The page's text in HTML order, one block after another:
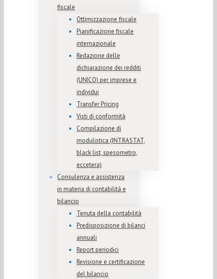
fiscale
Ottimizzazione fiscale
Pianificazione fiscale
internazionale
Redazione delle
dichiarazione dei redditi
(UNICO) per imprese e
individui
Transfer Pricing
Visti di conformità
Compilazione di
modulistica (INTRASTAT,
black list, spesometro,
eccetera)
Consulenza e assistenza
in materia di contabilità e
bilancio
Tenuta della contabilità
Predisposizione di bilanci
annuali
Report periodici
Revisione e certificazione
del bilancio